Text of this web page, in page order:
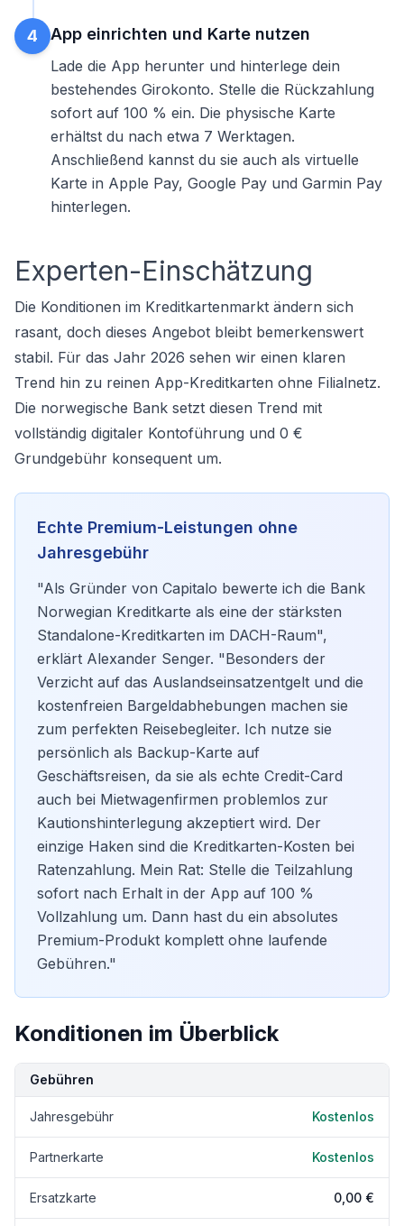
4 App einrichten und Karte nutzen
Lade die App herunter und hinterlege dein
bestehendes Girokonto. Stelle die Rückzahlung
sofort auf 100 % ein. Die physische Karte
erhältst du nach etwa 7 Werktagen.
Anschließend kannst du sie auch als virtuelle
Karte in Apple Pay, Google Pay und Garmin Pay
hinterlegen.
Experten-Einschätzung
Die Konditionen im Kreditkartenmarkt ändern sich
rasant, doch dieses Angebot bleibt bemerkenswert
stabil. Für das Jahr 2026 sehen wir einen klaren
Trend hin zu reinen App-Kreditkarten ohne Filialnetz.
Die norwegische Bank setzt diesen Trend mit
vollständig digitaler Kontoführung und 0 €
Grundgebühr konsequent um.
Echte Premium-Leistungen ohne
Jahresgebühr
"Als Gründer von Capitalo bewerte ich die Bank
Norwegian Kreditkarte als eine der stärksten
Standalone-Kreditkarten im DACH-Raum",
erklärt Alexander Senger. "Besonders der
Verzicht auf das Auslandseinsatzentgelt und die
kostenfreien Bargeldabhebungen machen sie
zum perfekten Reisebegleiter. Ich nutze sie
persönlich als Backup-Karte auf
Geschäftsreisen, da sie als echte Credit-Card
auch bei Mietwagenfirmen problemlos zur
Kautionshinterlegung akzeptiert wird. Der
einzige Haken sind die Kreditkarten-Kosten bei
Ratenzahlung. Mein Rat: Stelle die Teilzahlung
sofort nach Erhalt in der App auf 100 %
Vollzahlung um. Dann hast du ein absolutes
Premium-Produkt komplett ohne laufende
Gebühren."
Konditionen im Überblick
Kondition Details
Gebühren
Jahresgebühr Kostenlos
Partnerkarte Kostenlos
Ersatzkarte 0,00 €